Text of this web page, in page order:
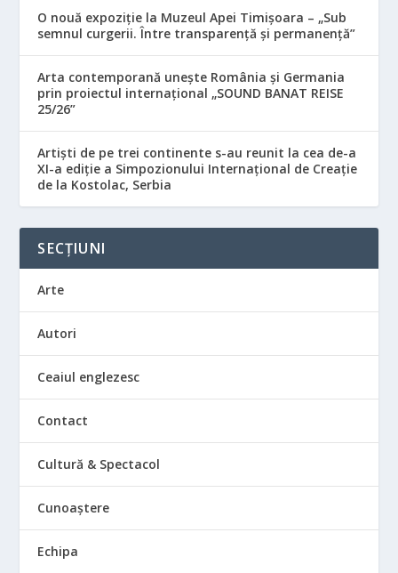
O nouă expoziție la Muzeul Apei Timișoara – „Sub
semnul curgerii. Între transparență și permanență”
Arta contemporană unește România și Germania
prin proiectul internațional „SOUND BANAT REISE
25/26”
Artiști de pe trei continente s-au reunit la cea de-a
XI-a ediție a Simpozionului Internațional de Creație
de la Kostolac, Serbia
SECȚIUNI
Arte
Autori
Ceaiul englezesc
Contact
Cultură & Spectacol
Cunoaștere
Echipa